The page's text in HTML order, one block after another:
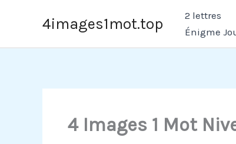
4images1mot.top 2 lettres
Énigme
4 Images 1 Mot